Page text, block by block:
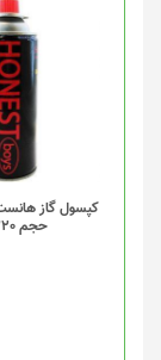
حجم 220 گرم